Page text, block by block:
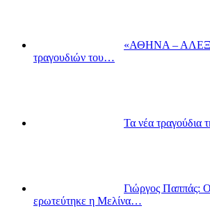
«ΑΘΗΝΑ –
τραγουδιών του…
Τα νέα τραγούδια
Γιώργος Παππάς:
ερωτεύτηκε η Μελίνα…